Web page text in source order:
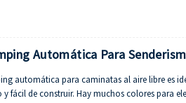
Automática Para
automática para caminatas al aire libre es
y fácil de construir. Hay muchos colores para